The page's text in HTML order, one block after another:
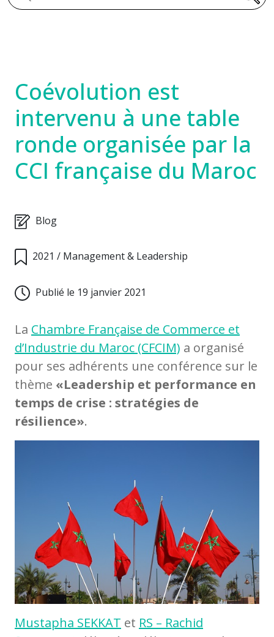
Coévolution est
intervenu à une table
ronde organisée par la
CCI française du Maroc
Blog
2021 / Management & Leadership
Publié le 19 janvier 2021
La Chambre Française de Commerce et
d’Industrie du Maroc (CFCIM) a organisé
pour ses adhérents une conférence sur le
thème «Leadership et performance en
temps de crise : stratégies de
résilience».
Mustapha SEKKAT et RS – Rachid